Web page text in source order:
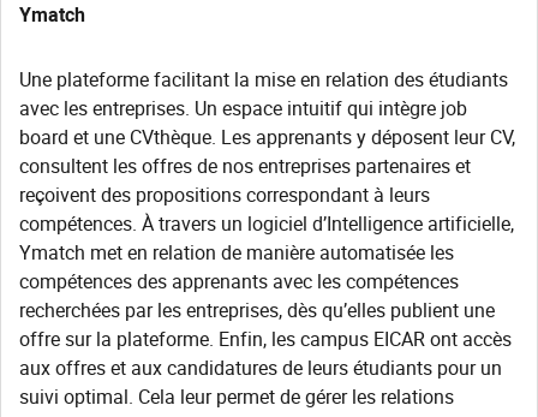
Ymatch
Une plateforme facilitant la mise en relation des étudiants
avec les entreprises. Un espace intuitif qui intègre job
board et une CVthèque. Les apprenants y déposent leur CV,
consultent les offres de nos entreprises partenaires et
reçoivent des propositions correspondant à leurs
compétences. À travers un logiciel d’Intelligence artificielle,
Ymatch met en relation de manière automatisée les
compétences des apprenants avec les compétences
recherchées par les entreprises, dès qu’elles publient une
offre sur la plateforme. Enfin, les campus EICAR ont accès
aux offres et aux candidatures de leurs étudiants pour un
suivi optimal. Cela leur permet de gérer les relations